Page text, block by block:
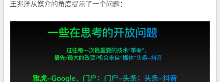
王兆洋从媒介的角度提示了一个问题：